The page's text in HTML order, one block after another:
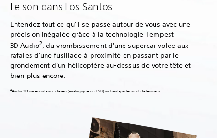
Le son dans Los Santos
Entendez tout ce qu'il se passe autour de vous avec une
précision inégalée grâce à la technologie Tempest
3D Audio2, du vrombissement d'une supercar volée aux
rafales d'une fusillade à proximité en passant par le
grondement d'un hélicoptère au-dessus de votre tête et
bien plus encore.
Audio 3D via écouteurs stéréo (analogique ou USB) ou haut-parleurs du téléviseur.